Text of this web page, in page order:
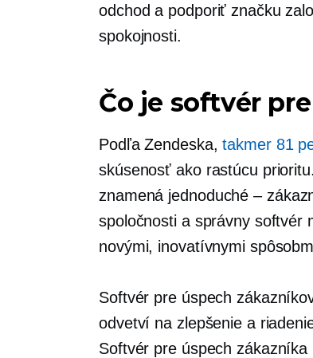
odchod a podporiť značku
spokojnosti.
Čo je softvér
Podľa Zendeska,takmer 81
skúsenosť ako rastúcu
znamená jednoduché –
spoločnosti a správny softvér
novými, inovatívnymi
Softvér pre úspech
odvetví na zlepšenie a
Softvér pre úspech